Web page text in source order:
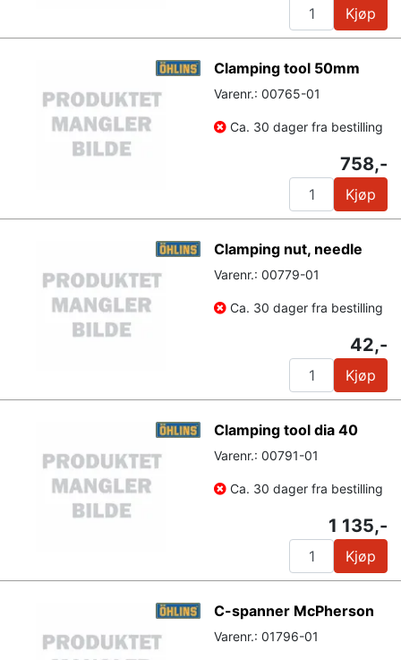
Kjøp
Clamping tool 50mm
Varenr.: 00765-01
Ca. 30 dager fra bestilling
758,-
Kjøp
Clamping nut, needle
Varenr.: 00779-01
Ca. 30 dager fra bestilling
42,-
Kjøp
Clamping tool dia 40
Varenr.: 00791-01
Ca. 30 dager fra bestilling
1 135,-
Kjøp
C-spanner McPherson
Varenr.: 01796-01